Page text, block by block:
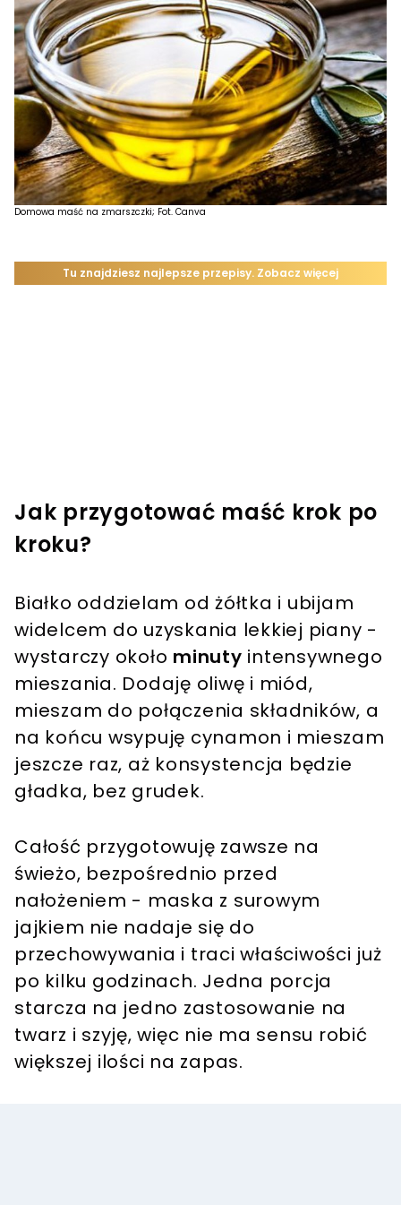
Domowa maść na zmarszczki; Fot. Canva
Jak przygotować maść krok po
kroku?
Białko oddzielam od żółtka i ubijam
widelcem do uzyskania lekkiej piany -
wystarczy około minuty intensywnego
mieszania. Dodaję oliwę i miód,
mieszam do połączenia składników, a
na końcu wsypuję cynamon i mieszam
jeszcze raz, aż konsystencja będzie
gładka, bez grudek.
Całość przygotowuję zawsze na
świeżo, bezpośrednio przed
nałożeniem - maska z surowym
jajkiem nie nadaje się do
przechowywania i traci właściwości już
po kilku godzinach. Jedna porcja
starcza na jedno zastosowanie na
twarz i szyję, więc nie ma sensu robić
większej ilości na zapas.